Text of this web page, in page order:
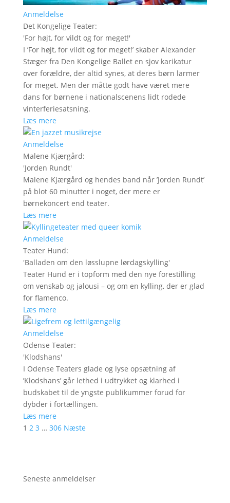
Anmeldelse
Det Kongelige Teater:
'For højt, for vildt og for meget!'
I ’For højt, for vildt og for meget!’ skaber Alexander
Stæger fra Den Kongelige Ballet en sjov karikatur
over forældre, der altid synes, at deres børn larmer
for meget. Men der måtte godt have været mere
dans for børnene i nationalscenens lidt rodede
vinterferiesatsning.
Læs mere
Anmeldelse
Malene Kjærgård:
'Jorden Rundt'
Malene Kjærgård og hendes band når ’Jorden Rundt’
på blot 60 minutter i noget, der mere er
børnekoncert end teater.
Læs mere
Anmeldelse
Teater Hund:
'Balladen om den løsslupne lørdagskylling'
Teater Hund er i topform med den nye forestilling
om venskab og jalousi – og om en kylling, der er glad
for flamenco.
Læs mere
Anmeldelse
Odense Teater:
'Klodshans'
I Odense Teaters glade og lyse opsætning af
’Klodshans’ går lethed i udtrykket og klarhed i
budskabet til de yngste publikummer forud for
dybder i fortællingen.
Læs mere
1 2 3 … 306 Næste
Seneste anmeldelser